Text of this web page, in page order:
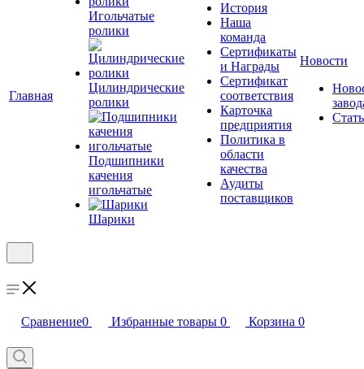
Главная
Игольчатые
ролики
Цилиндрические
ролики
Подшипники
качения
игольчатые
Шарики
История
Наша
команда
Сертификаты
и Награды
Сертификат
соответствия
Карточка
предприятия
Политика в
области
качества
Аудиты
поставщиков
Новости
Сравнение0 Избранные товары 0 Корзина 0